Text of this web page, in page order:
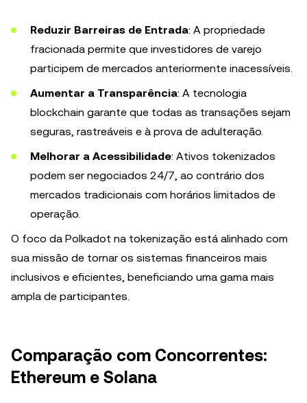
Reduzir Barreiras de Entrada: A propriedade
fracionada permite que investidores de varejo
participem de mercados anteriormente inacessíveis.
Aumentar a Transparência: A tecnologia
blockchain garante que todas as transações sejam
seguras, rastreáveis e à prova de adulteração.
Melhorar a Acessibilidade: Ativos tokenizados
podem ser negociados 24/7, ao contrário dos
mercados tradicionais com horários limitados de
operação.
O foco da Polkadot na tokenização está alinhado com
sua missão de tornar os sistemas financeiros mais
inclusivos e eficientes, beneficiando uma gama mais
ampla de participantes.
Comparação com Concorrentes:
Ethereum e Solana